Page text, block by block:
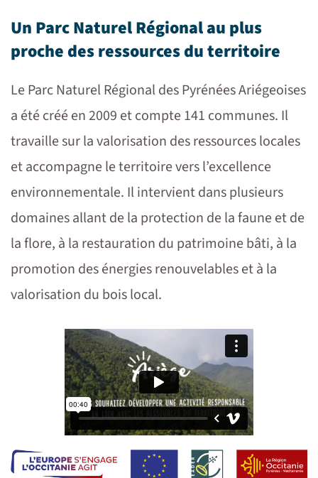
Un Parc Naturel Régional au plus
proche des ressources du territoire
Le Parc Naturel Régional des Pyrénées Ariégeoises
a été créé en 2009 et compte 141 communes. Il
travaille sur la valorisation des ressources locales
et accompagne le territoire vers l’excellence
environnementale. Il intervient dans plusieurs
domaines allant de la protection de la faune et de
la flore, à la restauration du patrimoine bâti, à la
promotion des énergies renouvelables et à la
valorisation du bois local.